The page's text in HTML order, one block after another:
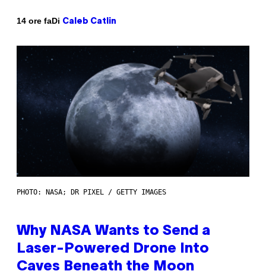
14 ore faDi Caleb Catlin
PHOTO: NASA; DR PIXEL / GETTY IMAGES
Why NASA Wants to Send a
Laser-Powered Drone Into
Caves Beneath the Moon